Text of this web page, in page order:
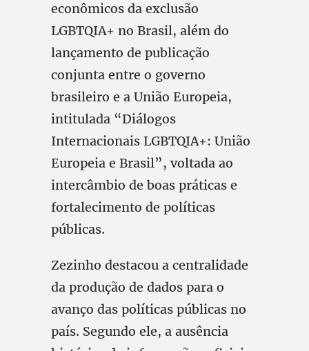
econômicos da exclusão
LGBTQIA+ no Brasil, além do
lançamento de publicação
conjunta entre o governo
brasileiro e a União Europeia,
intitulada “Diálogos
Internacionais LGBTQIA+: União
Europeia e Brasil”, voltada ao
intercâmbio de boas práticas e
fortalecimento de políticas
públicas.
Zezinho destacou a centralidade
da produção de dados para o
avanço das políticas públicas no
país. Segundo ele, a ausência